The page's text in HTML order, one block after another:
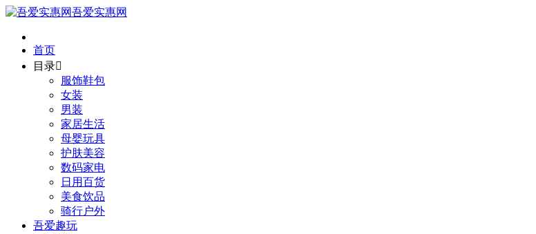
吾爱实惠网
首页
目录
服饰鞋包
女装
男装
家居生活
母婴玩具
护肤美容
数码家电
日用百货
美食饮品
骑行户外
吾爱趣玩